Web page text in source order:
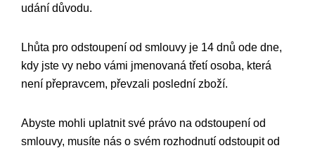
udání důvodu.
Lhůta pro odstoupení od smlouvy je 14 dnů ode dne,
kdy jste vy nebo vámi jmenovaná třetí osoba, která
není přepravcem, převzali poslední zboží.
Abyste mohli uplatnit své právo na odstoupení od
smlouvy, musíte nás o svém rozhodnutí odstoupit od